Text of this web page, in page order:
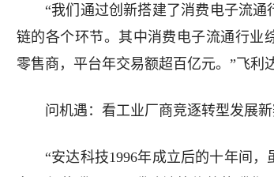
“我们通过创新搭建了消费电子流
链的各个环节。其中消费电子流通行业
零售商，平台年交易额超百亿元。”飞利
问机遇：看工业厂商竞逐转型发展
“安达科技1996年成立后的十年间